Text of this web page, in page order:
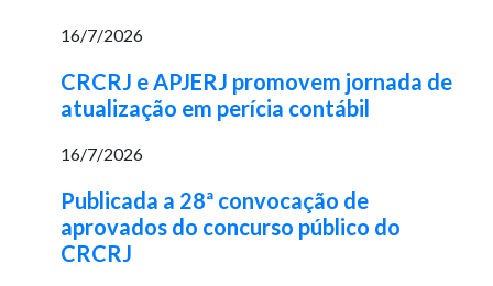
16/7/2026
CRCRJ e APJERJ promovem jornada de
atualização em perícia contábil
16/7/2026
Publicada a 28ª convocação de
aprovados do concurso público do
CRCRJ